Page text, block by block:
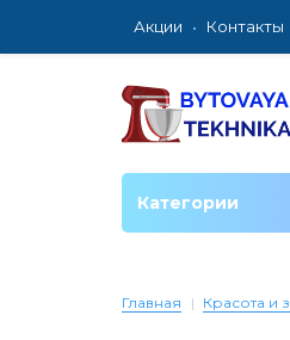
Акции Контакты
Категории
Главная Красота и